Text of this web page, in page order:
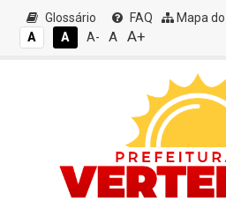
Glossário FAQ Mapa
A
A A- A A+